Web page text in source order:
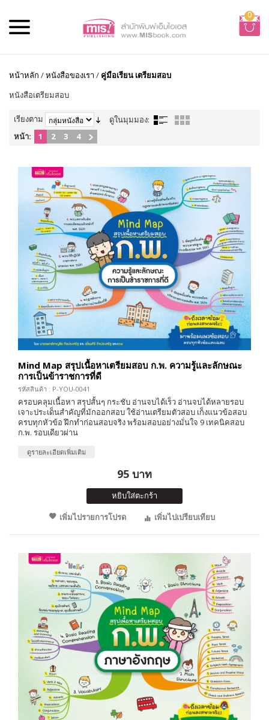
0
หน้าหลัก /หนังสือของเรา / คู่มือเรียน เตรียมสอบ
หนังสือเตรียมสอบ
เรียงตาม
ดูในมุมมอง:
หน้า:
1 2 3 4
Mind Map สรุปเนื้อหาเตรียมสอบ ก.พ. ความรู้และลักษณะ
การเป็นข้าราชการที่ดี
รหัสสินค้า : P-YOU-0041
ครอบคลุมเนื้อหา สรุปสั้นๆ กระชับ อ่านจบได้เร็ว อ่านจบได้หลายรอบ
เจาะประเด็นสำคัญที่มักออกสอบ ใช้อ่านเตรียมตัวสอบ เก็งแนวข้อสอบ
ครบทุกหัวข้อ ฝึกทำก่อนสอบจริง พร้อมสอบอย่างมั่นใจ 9 เทคนิคสอบ
ก.พ. รอบเดียวผ่าน
ดูรายละเอียดเพิ่มเติม
95 บาท
หยิบใส่ตะกร้า
เพิ่มไปรายการโปรด
เพิ่มไปเปรียบเทียบ